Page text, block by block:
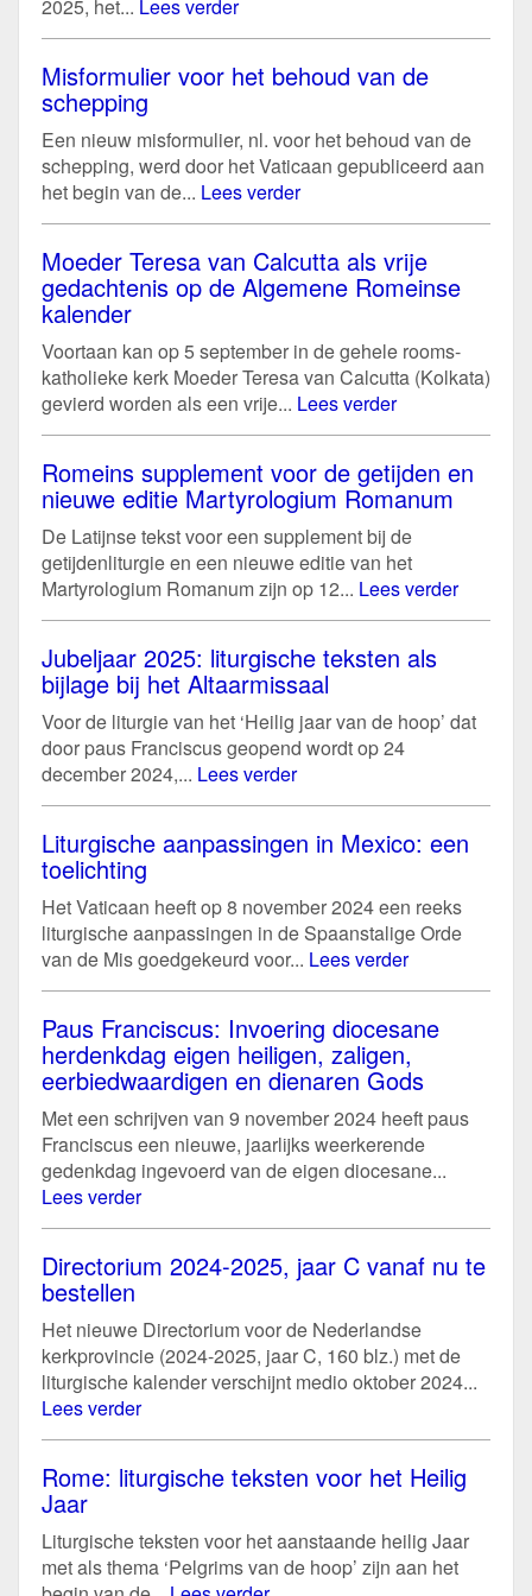
2025, het... Lees verder
Misformulier voor het behoud van de
schepping
Een nieuw misformulier, nl. voor het behoud van de
schepping, werd door het Vaticaan gepubliceerd aan
het begin van de... Lees verder
Moeder Teresa van Calcutta als vrije
gedachtenis op de Algemene Romeinse
kalender
Voortaan kan op 5 september in de gehele rooms-
katholieke kerk Moeder Teresa van Calcutta (Kolkata)
gevierd worden als een vrije... Lees verder
Romeins supplement voor de getijden en
nieuwe editie Martyrologium Romanum
De Latijnse tekst voor een supplement bij de
getijdenliturgie en een nieuwe editie van het
Martyrologium Romanum zijn op 12... Lees verder
Jubeljaar 2025: liturgische teksten als
bijlage bij het Altaarmissaal
Voor de liturgie van het ‘Heilig jaar van de hoop’ dat
door paus Franciscus geopend wordt op 24
december 2024,... Lees verder
Liturgische aanpassingen in Mexico: een
toelichting
Het Vaticaan heeft op 8 november 2024 een reeks
liturgische aanpassingen in de Spaanstalige Orde
van de Mis goedgekeurd voor... Lees verder
Paus Franciscus: Invoering diocesane
herdenkdag eigen heiligen, zaligen,
eerbiedwaardigen en dienaren Gods
Met een schrijven van 9 november 2024 heeft paus
Franciscus een nieuwe, jaarlijks weerkerende
gedenkdag ingevoerd van de eigen diocesane...
Lees verder
Directorium 2024-2025, jaar C vanaf nu te
bestellen
Het nieuwe Directorium voor de Nederlandse
kerkprovincie (2024-2025, jaar C, 160 blz.) met de
liturgische kalender verschijnt medio oktober 2024...
Lees verder
Rome: liturgische teksten voor het Heilig
Jaar
Liturgische teksten voor het aanstaande heilig Jaar
met als thema ‘Pelgrims van de hoop’ zijn aan het